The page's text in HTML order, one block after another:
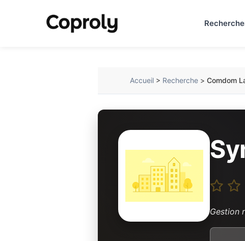
Accueil > Recherche > Comdom
Gestion